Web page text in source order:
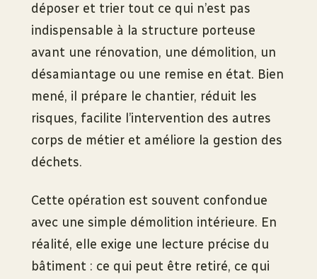
déposer et trier tout ce qui n’est pas
indispensable à la structure porteuse
avant une rénovation, une démolition, un
désamiantage ou une remise en état. Bien
mené, il prépare le chantier, réduit les
risques, facilite l’intervention des autres
corps de métier et améliore la gestion des
déchets.
Cette opération est souvent confondue
avec une simple démolition intérieure. En
réalité, elle exige une lecture précise du
bâtiment : ce qui peut être retiré, ce qui